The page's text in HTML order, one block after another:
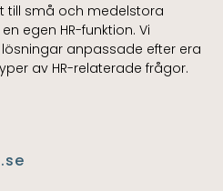
till små och medelstora
egen HR-funktion. Vi
anpassade efter era
av HR-relaterade frågor.